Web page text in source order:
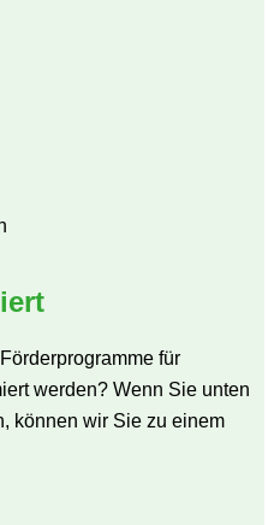
für
werden? Wenn Sie unten
können wir Sie zu einem